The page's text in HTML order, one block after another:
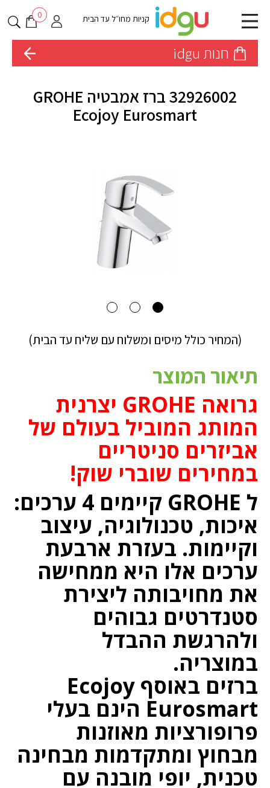
קניות מחו״ל עד הבית 0
חנות idgu
32926002 ברז אמבטיה GROHE
Ecojoy Eurosmart
(המחיר כולל מיסים ומשלוח עם שליח עד הבית)
תיאור המוצר
גרואה GROHE יצרנית
המותג המוביל בעולם של
אביזרים סניטריים
במחירים שוברי שוק!
ל GROHE קיימים 4 ערכים:
איכות, טכנולוגיה, עיצוב
וקיימות. בעזרת ארבעת
ערכים אלו היא ממחישה
את מחויבותה ליצירת
סטנדרטים גבוהים
ולהרגשת ההבדל
במוצריה.
ברזים באוסף Ecojoy
Eurosmart הינם בעלי
פרופורציות מאוזנות
מבחוץ ומתקדמות מבחינה
טכנית, יופי מובנה עם